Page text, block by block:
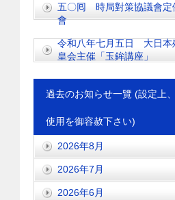
五〇囘 時局對策協議會定
會
令和八年七月五日 大日本
皇会主催「玉鉾講座」
過去のお知らせ一覽 (設定上
使用を御容赦下さい)
2026年8月
2026年7月
2026年6月